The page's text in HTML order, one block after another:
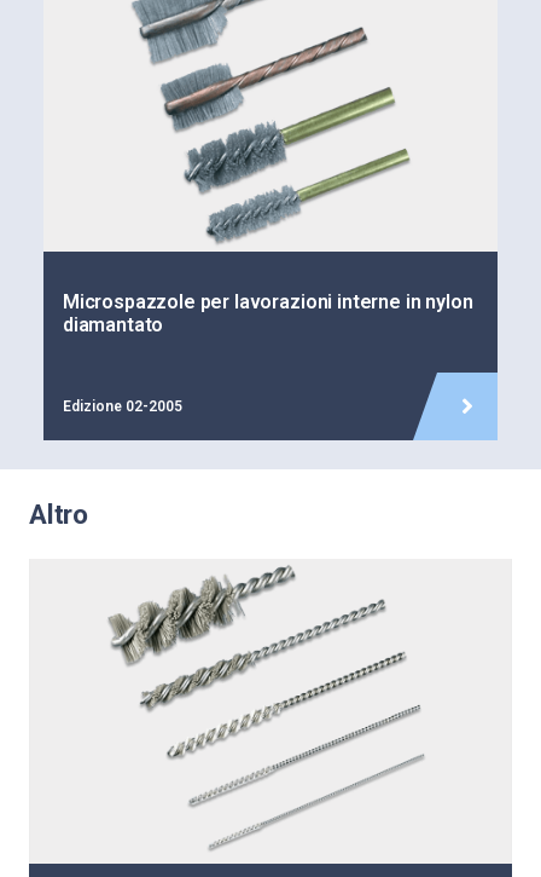
Microspazzole per lavorazioni interne in nylon
diamantato
Edizione 02-2005
Altro